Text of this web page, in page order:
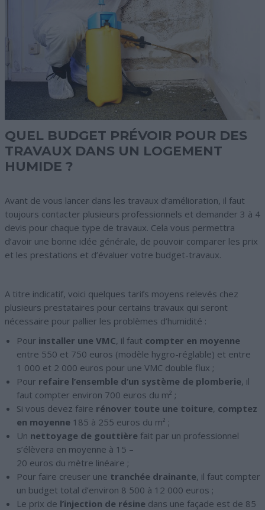
QUEL BUDGET PRÉVOIR POUR DES
TRAVAUX DANS UN LOGEMENT
HUMIDE ?
Avant de vous lancer dans les travaux d’amélioration, il faut
toujours contacter plusieurs professionnels et demander 3 à 4
devis pour chaque type de travaux. Cela vous permettra
d’avoir une bonne idée générale, de pouvoir comparer les prix
et les prestations et d’évaluer votre budget-travaux.
A titre indicatif, voici quelques tarifs moyens relevés chez
plusieurs prestataires pour certains travaux qui seront
nécessaire pour pallier les problèmes d’humidité :
Pour installer une VMC, il faut compter en moyenne
entre 550 et 750 euros (modèle hygro-réglable) et entre
1 000 et 2 000 euros pour une VMC double flux ;
Pour refaire l’ensemble d’un système de plomberie, il
faut compter environ 700 euros du m² ;
Si vous devez faire rénover toute une toiture, comptez
en moyenne 185 à 255 euros du m² ;
Un nettoyage de gouttière fait par un professionnel
s’élèvera en moyenne à 15 –
20 euros du mètre linéaire ;
Pour faire creuser une tranchée drainante, il faut compter
un budget total d’environ 8 500 à 12 000 euros ;
Le prix de l’injection de résine dans une façade est de 85